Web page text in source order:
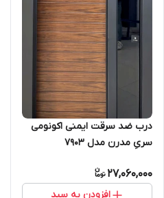
درب ضد سرقت ایمنی اکونومی
سریِ مدرن مدل 7903
27,060,000
افزودن به سبد